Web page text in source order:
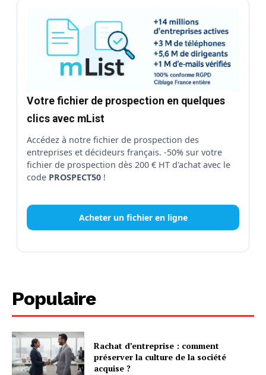
Votre fichier de prospection en quelques
clics avec mList
Accédez à notre fichier de prospection des
entreprises et décideurs français. -50% sur votre
fichier de prospection dès 200 € HT d'achat avec le
code PROSPECT50 !
Acheter un fichier en ligne
Populaire
Rachat d’entreprise : comment
préserver la culture de la société
acquise ?